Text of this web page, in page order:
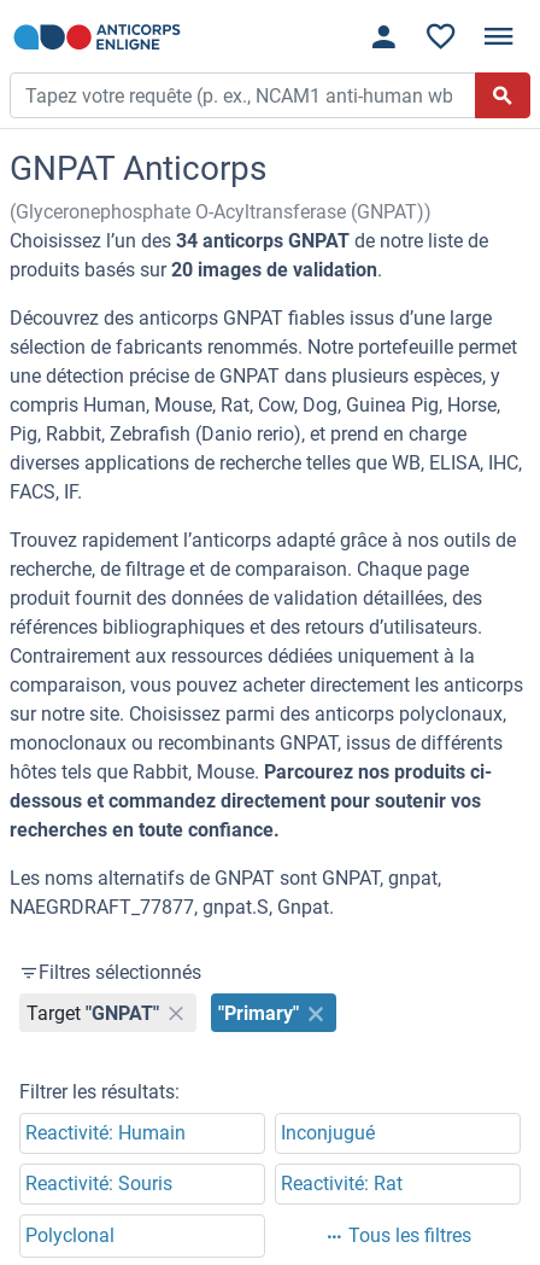
GNPAT Anticorps
(Glyceronephosphate O-Acyltransferase (GNPAT))
Choisissez l’un des 34 anticorps GNPAT de notre liste de
produits basés sur20 images de validation.
Découvrez des anticorps GNPAT fiables issus d’une large
sélection de fabricants renommés. Notre portefeuille permet
une détection précise de GNPAT dans plusieurs espèces, y
compris Human, Mouse, Rat, Cow, Dog, Guinea Pig, Horse,
Pig, Rabbit, Zebrafish (Danio rerio), et prend en charge
diverses applications de recherche telles que WB, ELISA, IHC,
FACS, IF.
Trouvez rapidement l’anticorps adapté grâce à nos outils de
recherche, de filtrage et de comparaison. Chaque page
produit fournit des données de validation détaillées, des
références bibliographiques et des retours d’utilisateurs.
Contrairement aux ressources dédiées uniquement à la
comparaison, vous pouvez acheter directement les anticorps
sur notre site. Choisissez parmi des anticorps polyclonaux,
monoclonaux ou recombinants GNPAT, issus de différents
hôtes tels que Rabbit, Mouse. Parcourez nos produits ci-
dessous et commandez directement pour soutenir vos
recherches en toute confiance.
Les noms alternatifs de GNPAT sont GNPAT, gnpat,
NAEGRDRAFT_77877, gnpat.S, Gnpat.
Filtres sélectionnés
Target "GNPAT" "Primary"
Filtrer les résultats:
Reactivité: Humain
Inconjugué
Reactivité: Souris Reactivité: Rat
Polyclonal Tous les filtres